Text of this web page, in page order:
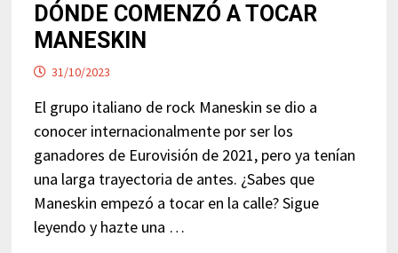
DÓNDE COMENZÓ A TOCAR
MANESKIN
31/10/2023
El grupo italiano de rock Maneskin se dio a
conocer internacionalmente por ser los
ganadores de Eurovisión de 2021, pero ya tenían
una larga trayectoria de antes. ¿Sabes que
Maneskin empezó a tocar en la calle? Sigue
leyendo y hazte una …